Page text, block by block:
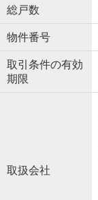
総戸数
物件番号
取引条件の有効
期限
取扱会社